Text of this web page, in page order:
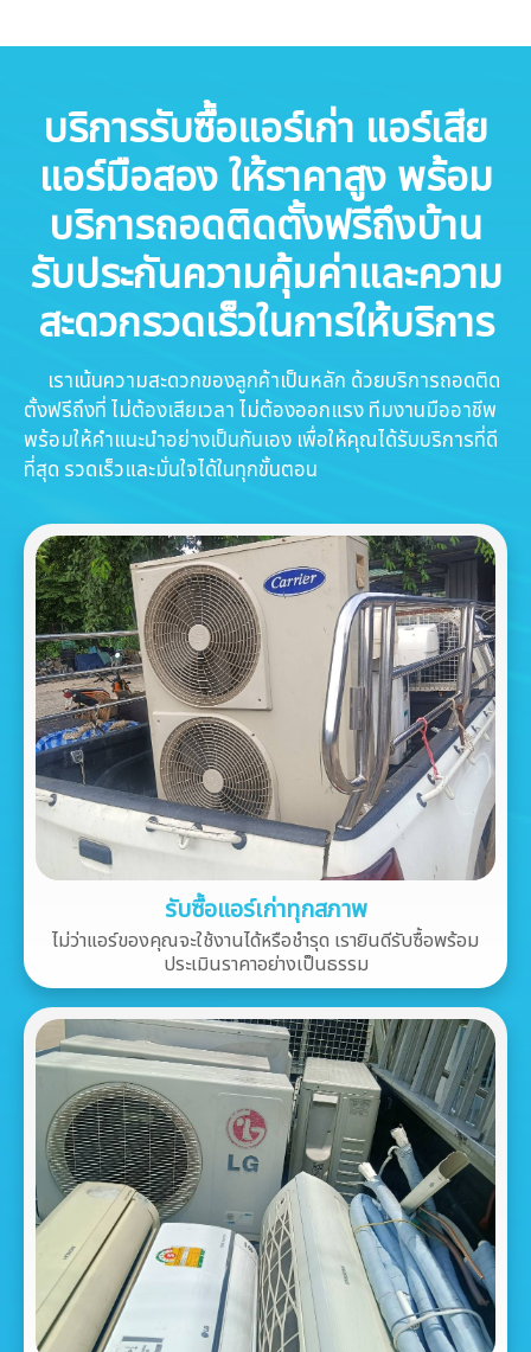
บริการรับซื้อแอร์เก่า แอร์เสีย
แอร์มือสอง ให้ราคาสูง พร้อม
บริการถอดติดตั้งฟรีถึงบ้าน
รับประกันความคุ้มค่าและความ
สะดวกรวดเร็วในการให้บริการ
เราเน้นความสะดวกของลูกค้าเป็นหลัก ด้วยบริการถอดติด
ตั้งฟรีถึงที่ ไม่ต้องเสียเวลา ไม่ต้องออกแรง ทีมงานมืออาชีพ
พร้อมให้คำแนะนำอย่างเป็นกันเอง เพื่อให้คุณได้รับบริการที่ดี
ที่สุด รวดเร็วและมั่นใจได้ในทุกขั้นตอน
รับซื้อแอร์เก่าทุกสภาพ
ไม่ว่าแอร์ของคุณจะใช้งานได้หรือชำรุด เรายินดีรับซื้อพร้อม
ประเมินราคาอย่างเป็นธรรม